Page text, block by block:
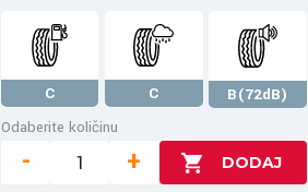
C C
B(72dB)
Odaberite količinu
- +